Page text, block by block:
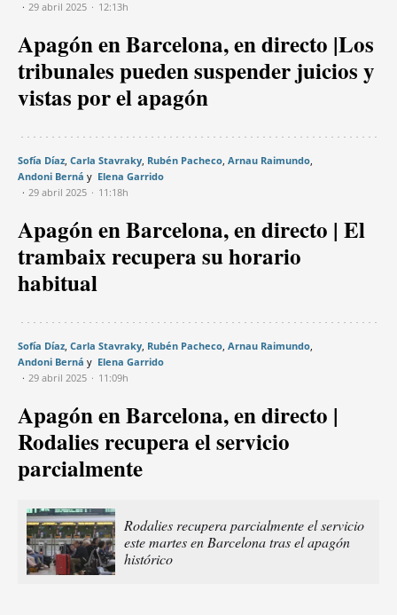
29 abril 2025 12:13h
Apagón en Barcelona, en directo |Los
tribunales pueden suspender juicios y
vistas por el apagón
Sofía Díaz Carla Stavraky Rubén Pacheco Arnau Raimundo
Andoni Berná
Elena Garrido
29 abril 2025
11:18h
Apagón en Barcelona, en directo | El
trambaix recupera su horario
habitual
Sofía Díaz Carla Stavraky Rubén Pacheco Arnau Raimundo
Andoni Berná
Elena Garrido
29 abril 2025
11:09h
Apagón en Barcelona, en directo |
Rodalies recupera el servicio
parcialmente
Rodalies recupera parcialmente el servicio
este martes en Barcelona tras el apagón
histórico